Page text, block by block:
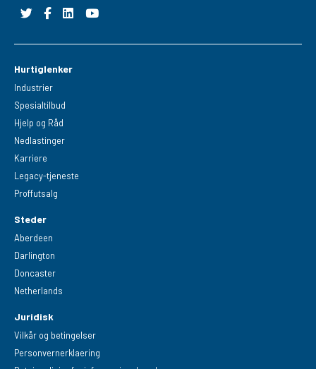
Hurtiglenker
Industrier
Spesialtilbud
Hjelp og Råd
Nedlastinger
Karriere
Legacy-tjeneste
Proffutsalg
Steder
Aberdeen
Darlington
Doncaster
Netherlands
Juridisk
Vilkår og betingelser
Personvernerklaering